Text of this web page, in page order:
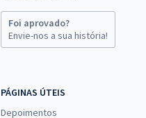
Foi aprovado?
Envie-nos a sua história!
PÁGINAS ÚTEIS
Depoimentos